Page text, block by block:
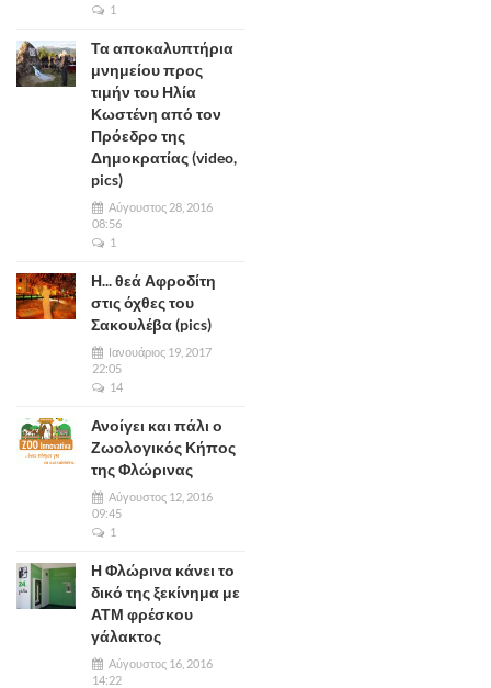
1
Τα αποκαλυπτήρια
μνημείου προς
τιμήν του Ηλία
Κωστένη από τον
Πρόεδρο της
Δημοκρατίας (video,
pics)
Αύγουστος 28, 2016
08:56
1
Η... θεά Αφροδίτη
στις όχθες του
Σακουλέβα (pics)
Ιανουάριος 19, 2017
22:05
14
Ανοίγει και πάλι ο
Ζωολογικός Κήπος
της Φλώρινας
Αύγουστος 12, 2016
09:45
1
Η Φλώρινα κάνει το
δικό της ξεκίνημα με
ΑΤΜ φρέσκου
γάλακτος
Αύγουστος 16, 2016
14:22